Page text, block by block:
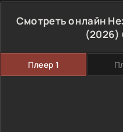
Смотреть онлайн
(2026)
Плеер 1